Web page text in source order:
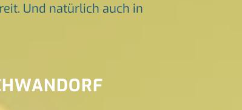
Und natürlich auch in